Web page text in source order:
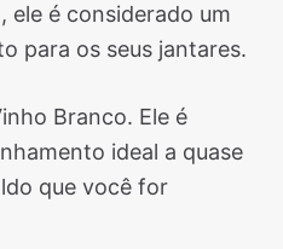
ele é considerado um
para os seus jantares.
Branco. Ele é
ideal a quase
que você for